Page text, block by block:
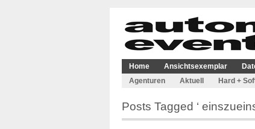
Home Ansichtsexemplar
Agenturen
Aktuell Hard +
Posts Tagged ‘